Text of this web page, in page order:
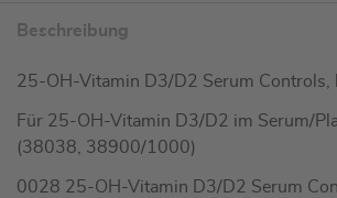
Beschreibung
25-OH-Vitamin D3/D2 Serum Controls,
Für 25-OH-Vitamin D3/D2 im Serum/
(38038, 38900/1000)
0028 25-OH-Vitamin D3/D2 Serum